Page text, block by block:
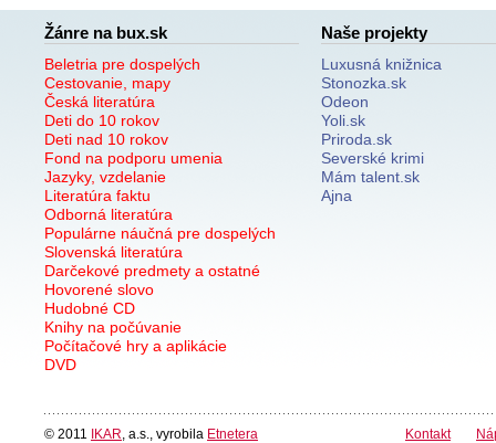
Žánre na bux.sk
Beletria pre dospelých
Cestovanie, mapy
Česká literatúra
Deti do 10 rokov
Deti nad 10 rokov
Fond na podporu umenia
Jazyky, vzdelanie
Literatúra faktu
Odborná literatúra
Populárne náučná pre dospelých
Slovenská literatúra
Darčekové predmety a ostatné
Hovorené slovo
Hudobné CD
Knihy na počúvanie
Počítačové hry a aplikácie
DVD
Naše projekty
Luxusná knižnica
Stonozka.sk
Odeon
Yoli.sk
Priroda.sk
Severské krimi
Mám talent.sk
Ajna
© 2011 IKAR , a.s., vyrobila Etnetera Kontakt